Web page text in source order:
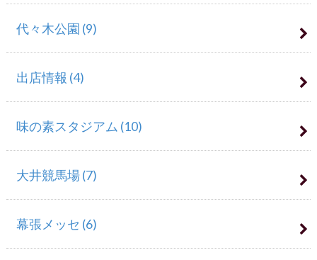
代々木公園 (9)
出店情報 (4)
味の素スタジアム (10)
大井競馬場(7)
幕張メッセ (6)